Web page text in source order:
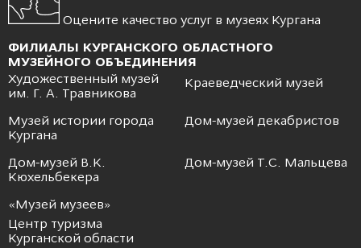
Оцените качество услуг в музеях Кургана
ФИЛИАЛЫ КУРГАНСКОГО ОБЛАСТНОГО
МУЗЕЙНОГО ОБЪЕДИНЕНИЯ
Художественный музей
им. Г. А. Травникова
Краеведческий музей
Музей истории города
Кургана
Дом-музей декабристов
Дом-музей В.К.
Кюхельбекера
Дом-музей Т.С. Мальцева
«Музей музеев»
Центр туризма
Курганской области